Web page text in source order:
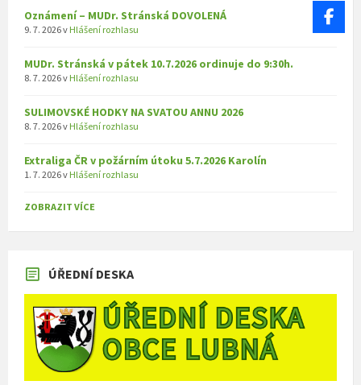
Oznámení – MUDr. Stránská DOVOLENÁ
9. 7. 2026v Hlášení rozhlasu
MUDr. Stránská v pátek 10.7.2026 ordinuje do 9:30h.
8. 7. 2026v Hlášení rozhlasu
SULIMOVSKÉ HODKY NA SVATOU ANNU 2026
8. 7. 2026v Hlášení rozhlasu
Extraliga ČR v požárním útoku 5.7.2026 Karolín
1. 7. 2026v Hlášení rozhlasu
ZOBRAZIT VÍCE
ÚŘEDNÍ DESKA